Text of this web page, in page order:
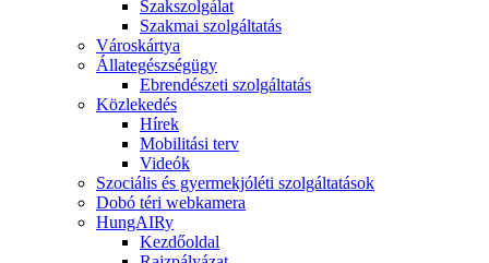
Szakszolgálat
Szakmai szolgáltatás
Városkártya
Állategészségügy
Ebrendészeti szolgáltatás
Közlekedés
Hírek
Mobilitási terv
Videók
Szociális és gyermekjóléti szolgáltatások
Dobó téri webkamera
HungAIRy
Kezdőoldal